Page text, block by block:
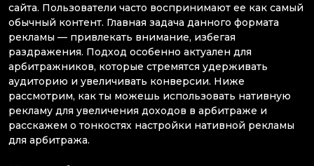
сайта. Пользователи часто воспринимают ее как самый
обычный контент. Главная задача данного формата
рекламы — привлекать внимание, избегая
раздражения. Подход особенно актуален для
арбитражников, которые стремятся удерживать
аудиторию и увеличивать конверсии. Ниже
рассмотрим, как ты можешь использовать нативную
рекламу для увеличения доходов в арбитраже и
расскажем о тонкостях настройки нативной рекламы
для арбитража.